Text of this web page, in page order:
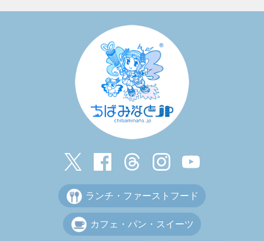
ランチ・ファーストフード
カフェ・パン・スイーツ